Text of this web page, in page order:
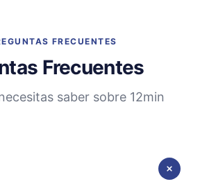
FRECUENTES
Frecuentes
saber sobre 12min